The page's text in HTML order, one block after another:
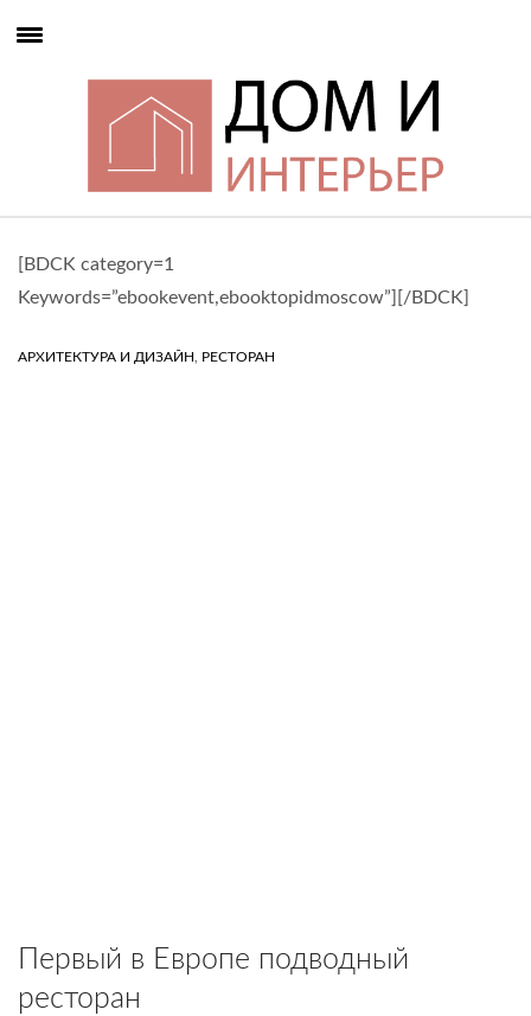
[BDCK category=1
Keywords=”ebookevent,ebooktopidmoscow”][/BDCK]
АРХИТЕКТУРА И ДИЗАЙН, РЕСТОРАН
Первый в Европе подводный
ресторан